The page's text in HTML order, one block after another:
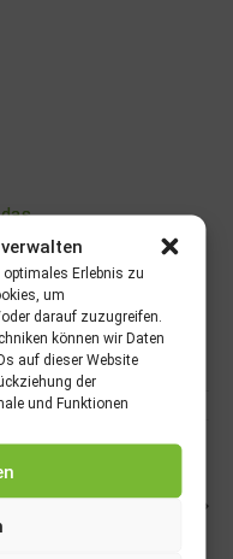
optimales Erlebnis zu
um
darauf zuzugreifen.
können wir Daten
auf dieser Website
der
und Funktionen
+ Gottesdienst